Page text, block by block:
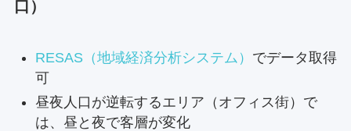
口）
RESAS（地域経済分析システム） でデータ取得
可
昼夜人口が逆転するエリア（オフィス街）で
は、昼と夜で客層が変化